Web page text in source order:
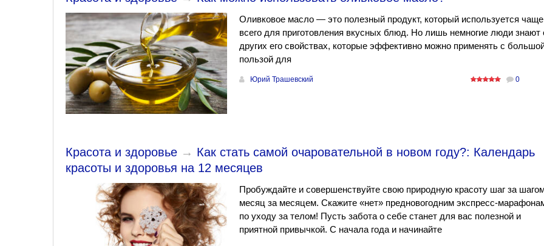
Оливковое масло — это полезный продукт, который используется чаще
всего для приготовления вкусных блюд. Но лишь немногие люди знают
других его свойствах, которые эффективно можно применять с
пользой для
Юрий Трашевский 0
Красота и здоровье → Как стать самой очаровательной в новом году?: Календарь
красоты и здоровья на 12 месяцев
Пробуждайте и совершенствуйте свою природную красоту шаг за
месяц за месяцем. Скажите «нет» предновогодним экспресс-
по уходу за телом! Пусть забота о себе станет для вас полезной и
приятной привычкой. С начала года и начинайте